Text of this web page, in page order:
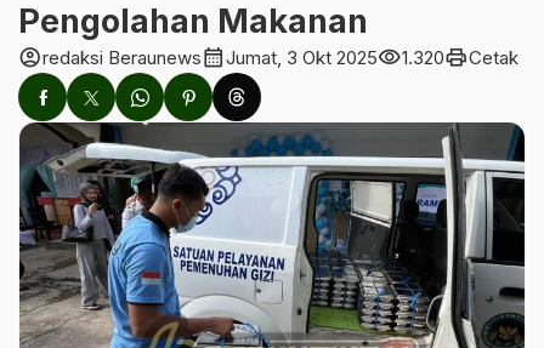
Pengolahan Makanan
account_circleredaksi Beraunewscalendar_monthJumat, 3 Okt 2025visibility1.320printCetak